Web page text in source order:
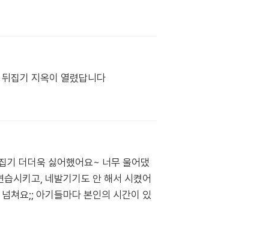
집기 지옥이 열렸답니다
기 더더욱 싫어했어요~ 너무 울어댔
시키고, 네발기기도 안 해서 시켰어
쳐요;; 아기들마다 본인의 시간이 있